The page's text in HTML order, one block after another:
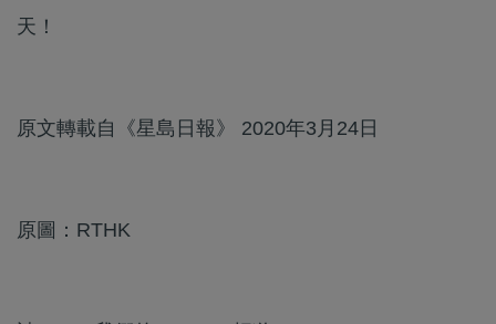
天！
原文轉載自《星島日報》 2020年3月24日
原圖：RTHK